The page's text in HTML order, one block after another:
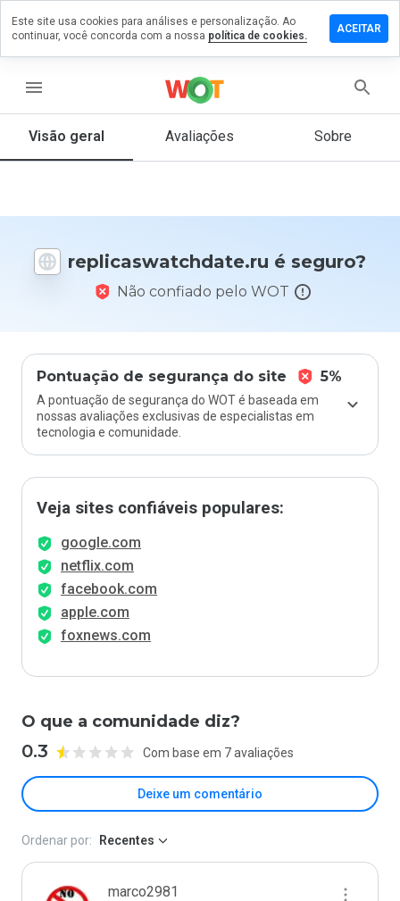
menu
Visão geral Avaliações Sobre
replicaswatchdate.ru é seguro?
Não confiado pelo WOT
Pontuação de segurança do site 5%
A pontuação de segurança do WOT é baseada em
nossas avaliações exclusivas de especialistas em
tecnologia e comunidade.
Veja sites confiáveis populares:
google.com
netflix.com
facebook.com
apple.com
foxnews.com
O que a comunidade diz?
0.3 Com base em 7 avaliações
Deixe um comentário
em
De 1
nota
daria
este
Ordenar por: Recentes
marco2981
Este site usa cookies para análises e personalização. Ao
continuar, você concorda com a nossa política de cookies.
ACEITAR